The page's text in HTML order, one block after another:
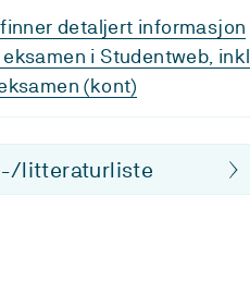
detaljert informasjon
eksamen i Studentweb, inkl.
(kont)
litteraturliste